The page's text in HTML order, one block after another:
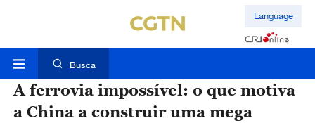
Language
Busca
A ferrovia impossível: o que motiva
a China a construir uma mega